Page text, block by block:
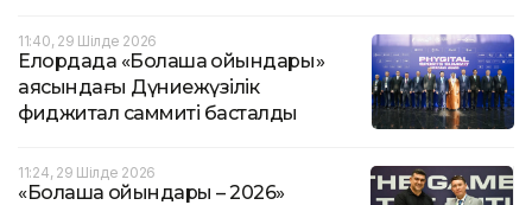
11:40, 29 Шілде 2026
Елордада «Болашақ ойындары»
аясындағы Дүниежүзілік
фиджитал саммиті басталды
11:24, 29 Шілде 2026
«Болашақ ойындары – 2026»